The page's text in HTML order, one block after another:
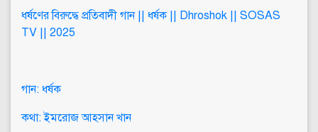
ধর্ষণের বিরুদ্ধে প্রতিবাদী গান || ধর্ষক || Dhroshok || SOSAS
TV || 2025
গান: ধর্ষক
কথা: ইমরোজ আহসান খান